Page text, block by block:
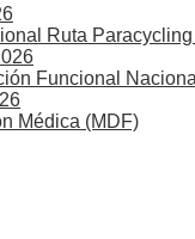
Ruta
Funcional Nacional
Médica (MDF)